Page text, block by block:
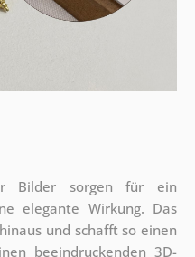
Bilder sorgen für ein
elegante Wirkung. Das
und schafft so einen
beeindruckenden 3D-